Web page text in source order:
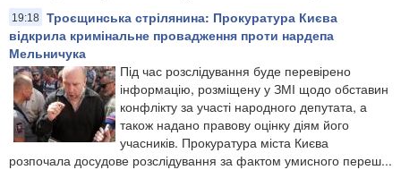
19:18 Троєщинська стрілянина: Прокуратура Києва
відкрила кримінальне провадження проти нардепа
Мельничука
Під час розслідування буде перевірено
інформацію, розміщену у ЗМІ щодо обставин
конфлікту за участі народного депутата, а
також надано правову оцінку діям його
учасників. Прокуратура міста Києва
розпочала досудове розслідування за фактом умисного переш...